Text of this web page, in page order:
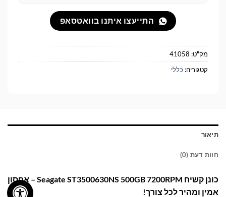
התייעצו איתנו בוואטסאפ
מק"ט: 41058
קטגוריה: כללי
תיאור
חוות דעת (0)
כונן קשיח Seagate ST3500630NS 500GB 7200RPM – אחסון
אמין ומהיר לכל צורך!